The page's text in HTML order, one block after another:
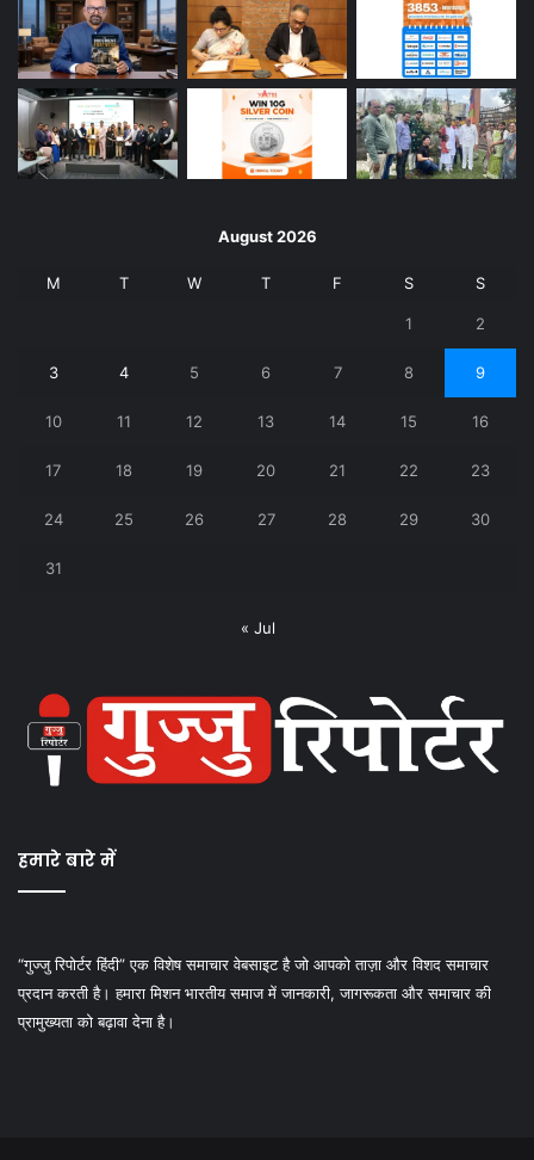
August 2026
M T W T F S S
1 2
3 4 5 6 7 8 9
10 11 12 13 14 15 16
17 18 19 20 21 22 23
24 25 26 27 28 29 30
31
« Jul
हमारे बारे में
“गुज्जु रिपोर्टर हिंदी” एक विशेष समाचार वेबसाइट है जो आपको ताज़ा और विशद समाचार
प्रदान करती है। हमारा मिशन भारतीय समाज में जानकारी, जागरूकता और समाचार की
प्रामुख्यता को बढ़ावा देना है।